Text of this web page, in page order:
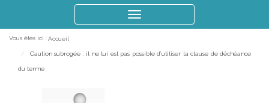
le
Vous êtes ici : Accueil
Caution subrogée : il ne lui est pas possible d’utiliser la clause de déchéance
du terme